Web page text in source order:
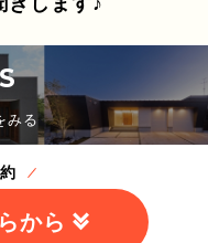
みる
から